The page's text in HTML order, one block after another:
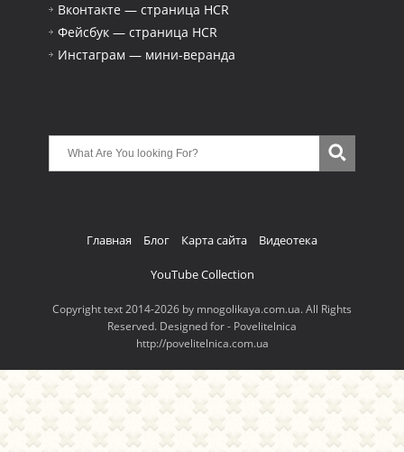
Вконтакте — страница HCR
Фейсбук — страница HCR
Инстаграм — мини-веранда
Главная Блог Карта сайта Видеотека
YouTube Collection
Copyright text 2014-2026 by mnogolikaya.com.ua. All Rights
Reserved. Designed for - Povelitelnica
http://povelitelnica.com.ua